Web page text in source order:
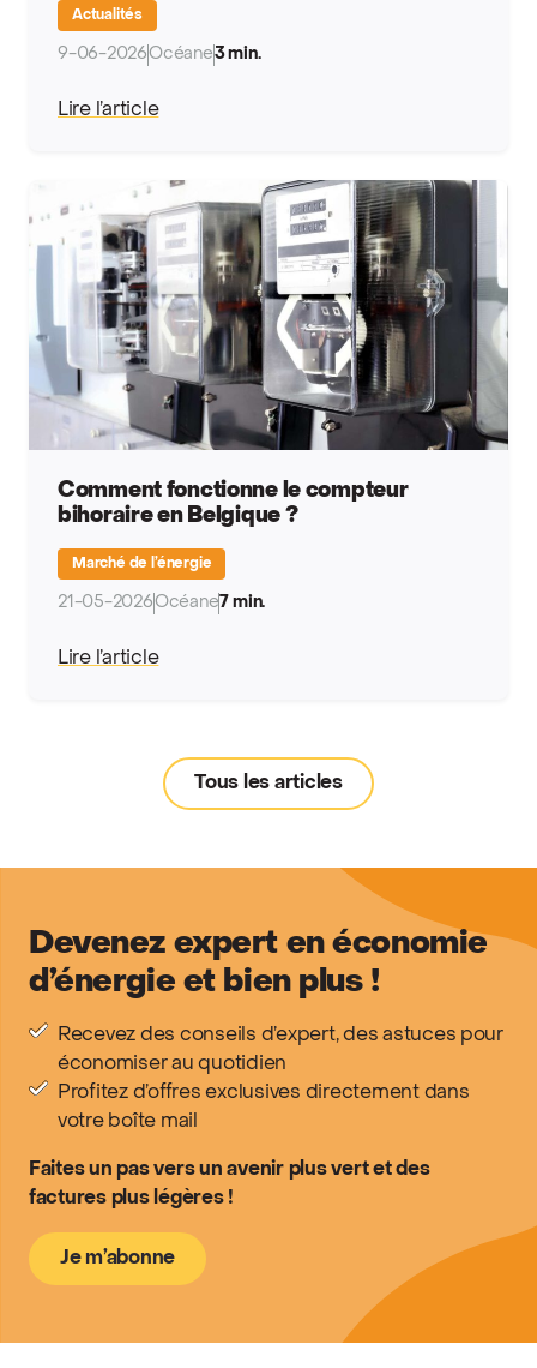
Actualités
9-06-2026Océane3 min.
Lire l’article
Comment fonctionne le compteur
bihoraire en Belgique ?
Marché de l’énergie
21-05-2026Océane 7 min.
Lire l’article
Tous les articles
Devenez expert en économie
d’énergie et bien plus !
Recevez des conseils d’expert, des astuces pour
économiser au quotidien
Profitez d’offres exclusives directement dans
votre boîte mail
Faites un pas vers un avenir plus vert et des
factures plus légères !
Je m’abonne